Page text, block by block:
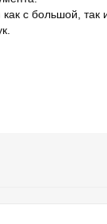
с большой,